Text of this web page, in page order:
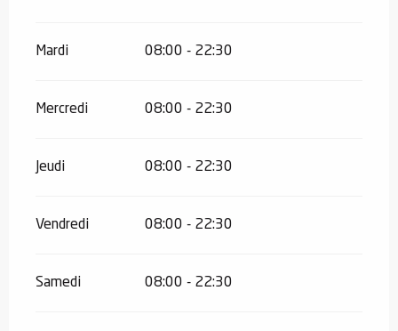
Mardi 08:00 - 22:30
Mercredi 08:00 - 22:30
Jeudi 08:00 - 22:30
Vendredi 08:00 - 22:30
Samedi 08:00 - 22:30